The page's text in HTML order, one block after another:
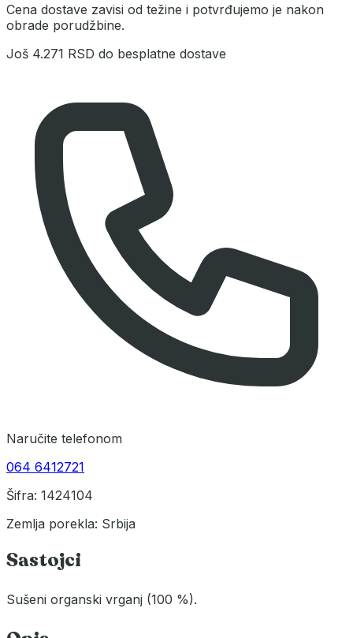
Cena dostave zavisi od težine i potvrđujemo je nakon
obrade porudžbine.
Još 4.271 RSD do besplatne dostave
Naručite telefonom
064 6412721
Šifra: 1424104
Zemlja porekla: Srbija
Sastojci
Sušeni organski vrganj (100 %).